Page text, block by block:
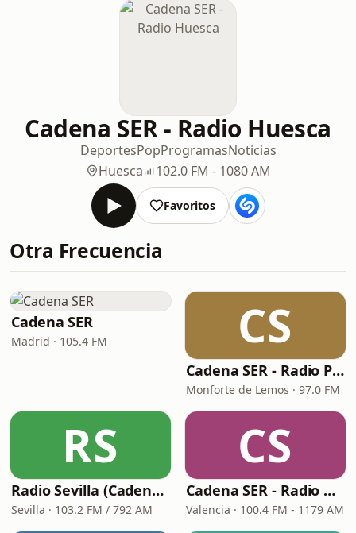
Cadena SER - Radio Huesca
DeportesPopProgramasNoticias
Huesca
102.0 FM - 1080 AM
Favoritos
Otra Frecuencia
Cadena SER
Madrid · 105.4 FM CS
Cadena SER - Radio Principal Monforte
Monforte de Lemos · 97.0 FM
RS
Radio Sevilla (Cadena SER)
Sevilla · 103.2 FM / 792 AM
CS
Cadena SER - Radio Valencia
Valencia · 100.4 FM - 1179 AM